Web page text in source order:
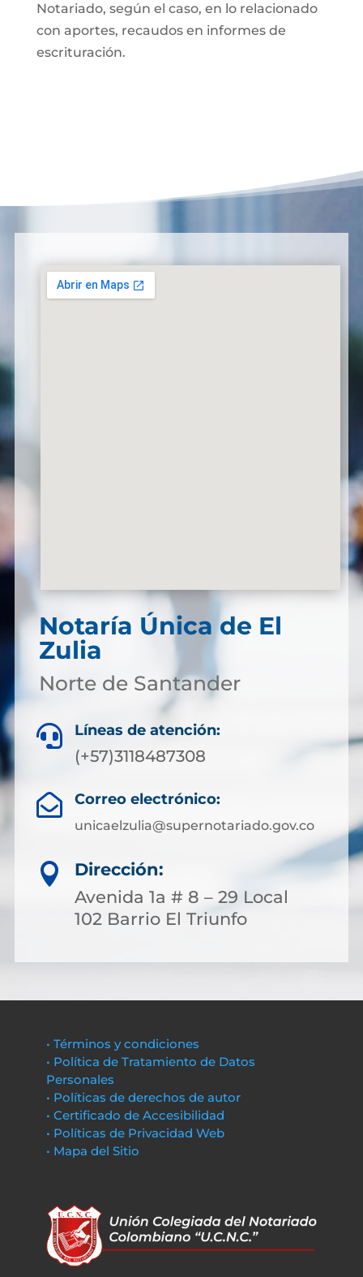
Notariado, según el caso, en lo relacionado
con aportes, recaudos en informes de
escrituración.
Notaría Única de El
Zulia
Norte de Santander
 Líneas de atención:
(+57)3118487308
 Correo electrónico:
unicaelzulia@supernotariado.gov.co

Dirección:
Avenida 1a # 8 – 29 Local
102 Barrio El Triunfo
• Términos y condiciones
• Política de Tratamiento de Datos
Personales
• Políticas de derechos de autor
• Certificado de Accesibilidad
• Políticas de Privacidad Web
• Mapa del Sitio